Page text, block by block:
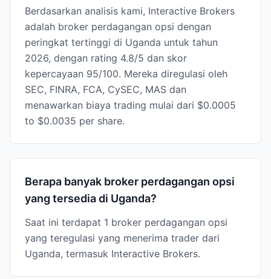
Berdasarkan analisis kami, Interactive Brokers
adalah broker perdagangan opsi dengan
peringkat tertinggi di Uganda untuk tahun
2026, dengan rating 4.8/5 dan skor
kepercayaan 95/100. Mereka diregulasi oleh
SEC, FINRA, FCA, CySEC, MAS dan
menawarkan biaya trading mulai dari $0.0005
to $0.0035 per share.
Berapa banyak broker perdagangan opsi
yang tersedia di Uganda?
Saat ini terdapat 1 broker perdagangan opsi
yang teregulasi yang menerima trader dari
Uganda, termasuk Interactive Brokers.